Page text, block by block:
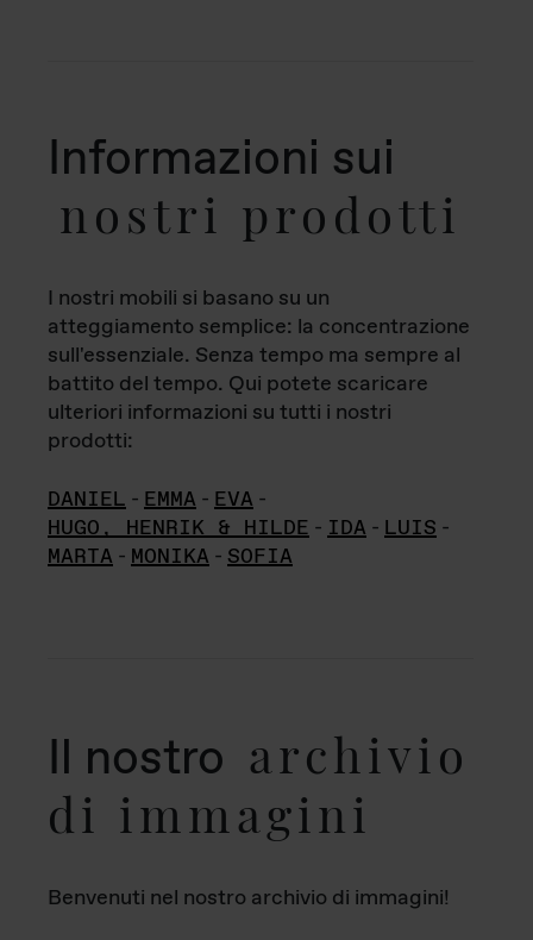
Informazioni sui
nostri prodotti
I nostri mobili si basano su un
atteggiamento semplice: la concentrazione
sull'essenziale. Senza tempo ma sempre al
battito del tempo. Qui potete scaricare
ulteriori informazioni su tutti i nostri
prodotti:
DANIEL - EMMA - EVA -
HUGO, HENRIK & HILDE - IDA - LUIS -
MARTA - MONIKA - SOFIA
Il nostro archivio
di immagini
Benvenuti nel nostro archivio di immagini!